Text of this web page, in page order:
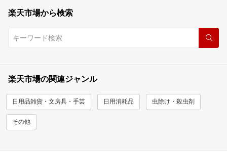
楽天市場から検索
楽天市場の関連ジャンル
日用品雑貨・文房具・手芸 日用消耗品 虫除け・殺虫剤
その他